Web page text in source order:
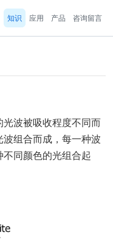
知识 应用 产品 咨询留言
波被吸收程度不同而
组合而成，每一种波
同颜色的光组合起